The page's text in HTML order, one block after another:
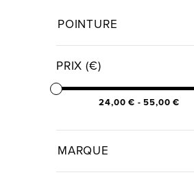
POINTURE
PRIX (€)
24,00 € - 55,00 €
MARQUE